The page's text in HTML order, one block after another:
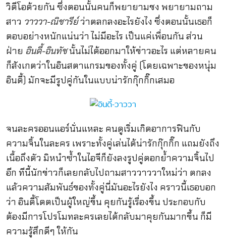
วิดีโอด้วยกัน ซึ่งตอนนั้นคนก็พยายามชง พยายามถาม
สาว วาววา-ณิชารีย์ว่าตลกลงอะไรยังไง ซึ่งตอนนั้นเธอก็
ตอบอย่างหนักแน่นว่า ไม่มีอะไร เป็นแค่เพื่อนกัน ส่วน
ฝ่าย อินดี้-อินทัชนั้นไม่ได้ออกมาให้ข่าวอะไร แต่หลายคน
ก็สังเกตว่าในอินสตาแกรมของทั้งคู่ (โดยเฉพาะของหนุ่ม
อินดี้) มักจะมีรูปคู่กันในแบบน่ารักกุ๊กกิ๊กเสมอ
จนละครออนแอร์นั่นแหละ คนดูเริ่มเกิดอาการฟินกับ
ความจิ้นในละคร เพราะทั้งคู่เล่นได้น่ารักกุ๊กกิ๊ก แถมยังถึง
เนื้อถึงตัว มิหนำซ้ำในไอจีก็ยังลงรูปคู่ตอกย้ำความจิ้นไป
อีก ทีนี้นักข่าวก็เลยกลับไปถามสาววาววาใหม่ว่า ตกลง
แล้วความสัมพันธ์ของทั้งคู่นี่มันอะไรยังไง คราวนี้เธอบอก
ว่า อินดี้โดตเป็นผู้ใหญ่ขึ้น คุยกันรู้เรื่องขึ้น ประกอบกับ
ต้องมีการโปรโมทละครเลยได้กลับมาคุยกันมากขึ้น ก็มี
ความรู้สึกดีๆ ให้กัน